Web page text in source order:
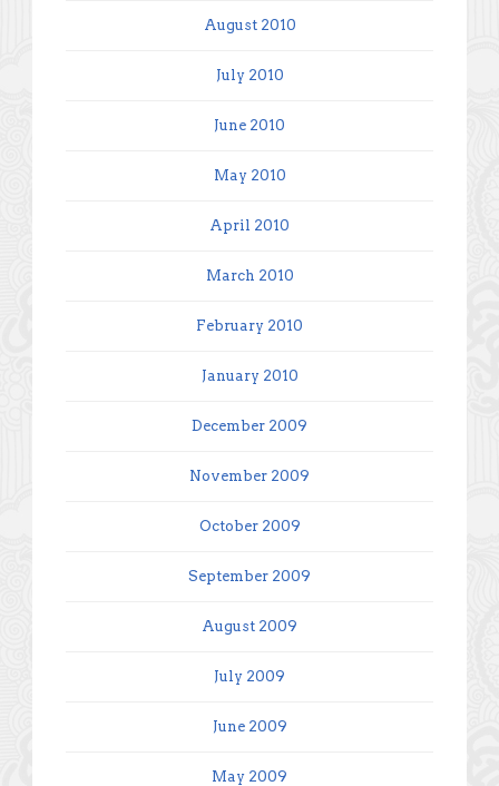
August 2010
July 2010
June 2010
May 2010
April 2010
March 2010
February 2010
January 2010
December 2009
November 2009
October 2009
September 2009
August 2009
July 2009
June 2009
May 2009